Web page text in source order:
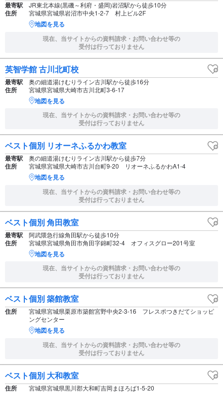
最寄駅 JR東北本線(黒磯～利府・盛岡)岩沼駅から徒歩10分
住所 宮城県宮城県岩沼市中央1-2-7 村上ビル2F
地図を見る
現在、当サイトからの資料請求・お問い合わせ等の
受付は行っておりません
英智学館 古川北町校
最寄駅 奥の細道湯けむりライン古川駅から徒歩16分
住所 宮城県宮城県大崎市古川北町3-6-17
地図を見る
現在、当サイトからの資料請求・お問い合わせ等の
受付は行っておりません
ベスト個別 リオーネふるかわ教室
最寄駅 奥の細道湯けむりライン古川駅から徒歩7分
住所 宮城県宮城県大崎市古川台町9-20 リオーネふるかわA1-4
地図を見る
現在、当サイトからの資料請求・お問い合わせ等の
受付は行っておりません
ベスト個別 角田教室
最寄駅 阿武隈急行線角田駅から徒歩10分
住所 宮城県宮城県角田市角田字錦町32-4 オフィスグロー201号室
地図を見る
現在、当サイトからの資料請求・お問い合わせ等の
受付は行っておりません
ベスト個別 築館教室
住所
宮城県宮城県栗原市築館宮野中央2-3-16 フレスポつきだてショッピ
ングセンター
地図を見る
現在、当サイトからの資料請求・お問い合わせ等の
受付は行っておりません
ベスト個別 大和教室
住所 宮城県宮城県黒川郡大和町吉岡まほろば1-5-20